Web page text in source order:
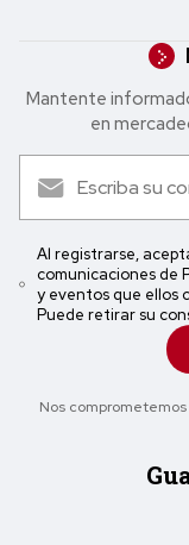
Mantente
en
Al registrarse,
comunicaciones de
y eventos que ellos
Puede retirar su
Nos